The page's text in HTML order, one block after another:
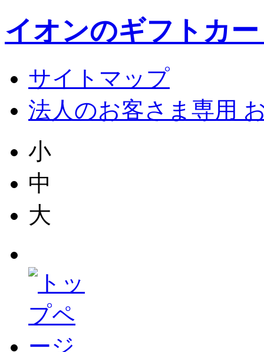
イオンのギフトカ
サイトマップ
法人のお客さま専用
小
中
大